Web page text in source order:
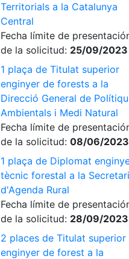
Territorials a la Catalunya
Central
Fecha límite de
de la solicitud: 25/09/2023
1 plaça de Titulat superior
enginyer de forests a la
Direcció General de
Ambientals i Medi Natural
Fecha límite de
de la solicitud: 08/06/2023
1 plaça de Diplomat
tècnic forestal a la
d'Agenda Rural
Fecha límite de
de la solicitud: 28/09/2023
2 places de Titulat superior
enginyer de forest a la